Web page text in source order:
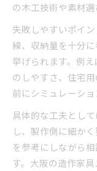
の木工技術や素材選
失敗しやすいポイ
線、収納量を十分
挙げられます。例
のしやすさ、住宅
前にシミュレーショ
具体的な工夫とし
し、製作側に細か
を参考にしながら
す。大阪の造作家